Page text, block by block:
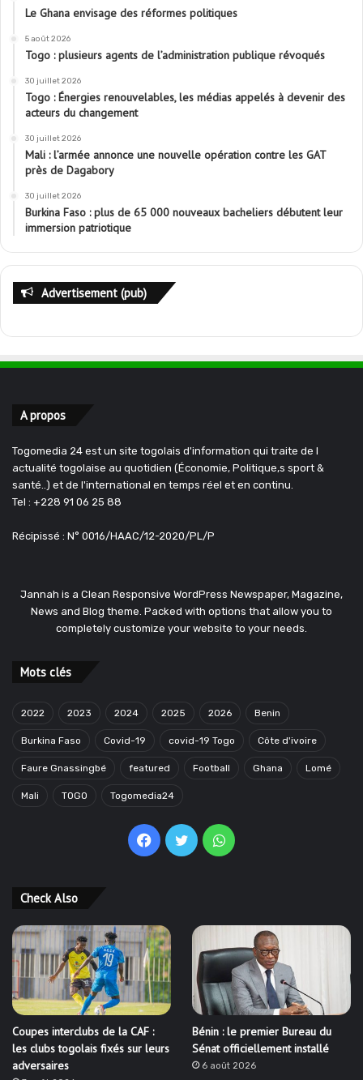
Le Ghana envisage des réformes politiques
5 août 2026
Togo : plusieurs agents de l’administration publique révoqués
30 juillet 2026
Togo : Énergies renouvelables, les médias appelés à devenir des
acteurs du changement
30 juillet 2026
Mali : l’armée annonce une nouvelle opération contre les GAT
près de Dagabory
30 juillet 2026
Burkina Faso : plus de 65 000 nouveaux bacheliers débutent leur
immersion patriotique
Advertisement (pub)
A propos
Togomedia 24 est un site togolais d'information qui traite de l
actualité togolaise au quotidien (Économie, Politique,s sport &
santé..) et de l'international en temps réel et en continu.
Tel : +228 91 06 25 88
Récipissé : N° 0016/HAAC/12-2020/PL/P
Jannah is a Clean Responsive WordPress Newspaper, Magazine,
News and Blog theme. Packed with options that allow you to
completely customize your website to your needs.
Mots clés
2022 2023 2024 2025 2026 Benin
Burkina Faso Covid-19 covid-19 Togo Côte d'ivoire
Faure Gnassingbé featured Football Ghana Lomé
Mali TOGO Togomedia24
Facebook
TwitterWhatsApp
Check Also
Coupes interclubs de la CAF :
les clubs togolais fixés sur leurs
adversaires
Bénin : le premier Bureau du
Sénat officiellement installé
6 août 2026